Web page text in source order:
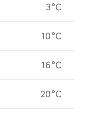
3 °C
10 °C
16 °C
20 °C